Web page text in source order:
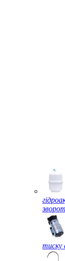
тиску